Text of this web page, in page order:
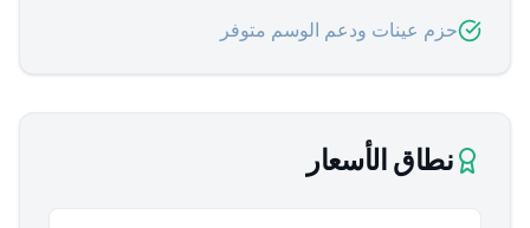
حزم عينات ودعم الوسم متوفر
نطاق الأسعار